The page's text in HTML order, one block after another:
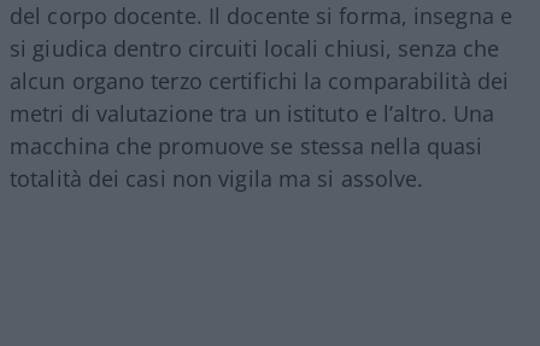
del corpo docente. Il docente si forma, insegna e
si giudica dentro circuiti locali chiusi, senza che
alcun organo terzo certifichi la comparabilità dei
metri di valutazione tra un istituto e l’altro. Una
macchina che promuove se stessa nella quasi
totalità dei casi non vigila ma si assolve.